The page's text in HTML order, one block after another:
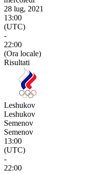
28 lug, 2021
13:00
(UTC)
-
22:00
(Ora locale)
Risultati
Leshukov
Leshukov
Semenov
Semenov
13:00
(UTC)
-
22:00